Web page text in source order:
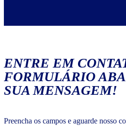
ENTRE EM
FORMULÁRIO
SUA MENSAGEM!
Preencha os campos e aguarde nosso